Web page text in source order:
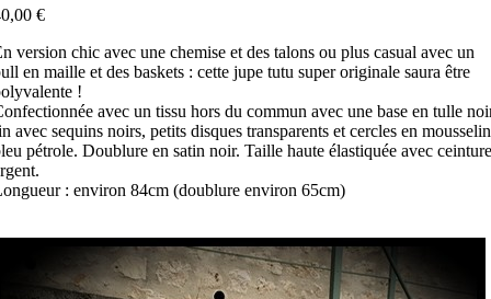
€
version chic avec une chemise et des talons ou plus casual avec un
en maille et des baskets : cette jupe tutu super originale saura être
!
avec un tissu hors du commun avec une base en tulle
avec sequins noirs, petits disques transparents et cercles en
pétrole. Doublure en satin noir. Taille haute élastiquée avec ceinture
: environ 84cm (doublure environ 65cm)